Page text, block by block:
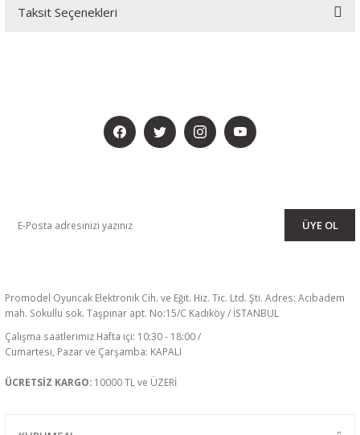
Taksit Seçenekleri
ÜYE OL
Promodel Oyuncak Elektronik Cih. ve Eğit. Hiz. Tic. Ltd. Şti. Adres: Acıbadem
mah. Sokullu sok. Taşpınar apt. No:15/C Kadıköy / İSTANBUL
Çalışma saatlerimiz Hafta içi: 10:30 - 18:00 /
Cumartesi, Pazar ve Çarşamba: KAPALI
ÜCRETSİZ KARGO: 10000 TL ve ÜZERİ